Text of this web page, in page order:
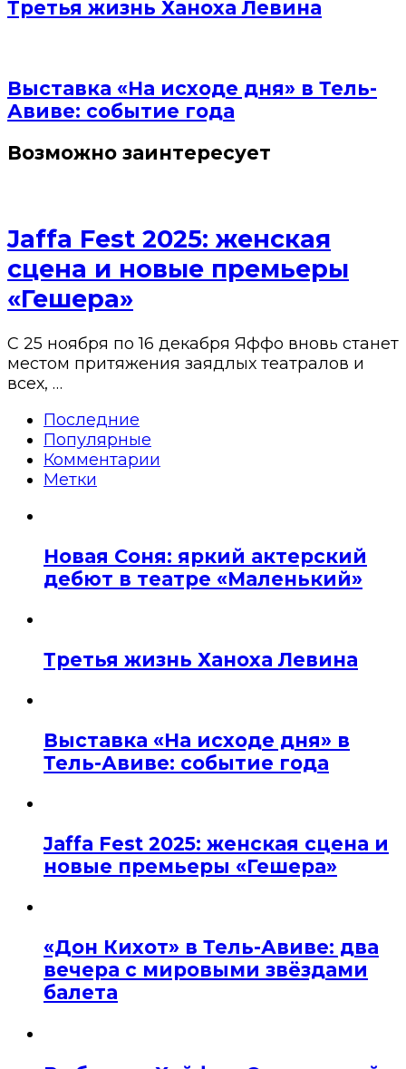
Третья жизнь Ханоха Левина
Выставка «На исходе дня» в Тель-
Авиве: событие года
Возможно заинтересует
Jaffa Fest 2025: женская
сцена и новые премьеры
«Гешера»
С 25 ноября по 16 декабря Яффо вновь станет
местом притяжения заядлых театралов и
всех, …
Последние
Популярные
Комментарии
Метки
Новая Соня: яркий актерский
дебют в театре «Маленький»
Третья жизнь Ханоха Левина
Выставка «На исходе дня» в
Тель-Авиве: событие года
Jaffa Fest 2025: женская сцена и
новые премьеры «Гешера»
«Дон Кихот» в Тель-Авиве: два
вечера с мировыми звёздами
балета